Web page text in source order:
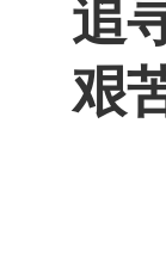
追
艰